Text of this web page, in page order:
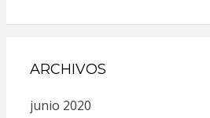
ARCHIVOS
junio 2020